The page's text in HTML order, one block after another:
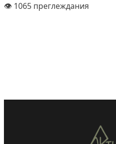
👁️ 1065 преглеждания